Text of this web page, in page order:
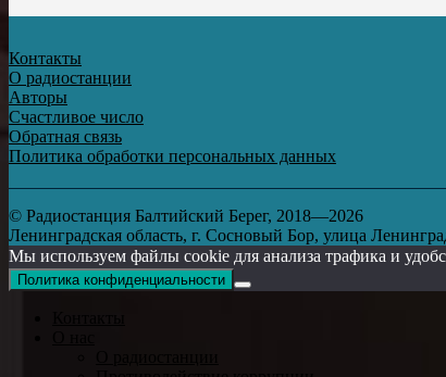
Контакты
О радиостанции
Авторы
Счастливое число
Обратная связь
Политика обработки персональных данных
© Радиостанция Балтийский Берег, 2018—2026
Ленинградская область, г. Сосновый Бор, улица
Мы используем файлы cookie для анализа трафика и
Политика конфиденциальности